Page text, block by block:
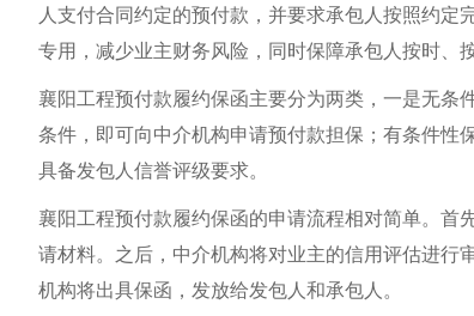
人支付合同约定的预付款，并要求承包人按照约
专用，减少业主财务风险，同时保障承包人按时、
襄阳工程预付款履约保函主要分为两类，一是无
条件，即可向中介机构申请预付款担保；有条件
具备发包人信誉评级要求。
襄阳工程预付款履约保函的申请流程相对简单。首
请材料。之后，中介机构将对业主的信用评估进行
机构将出具保函，发放给发包人和承包人。